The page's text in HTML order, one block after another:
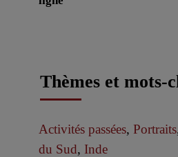
Thèmes et mots-
Activités passées, Portraits
du Sud, Inde